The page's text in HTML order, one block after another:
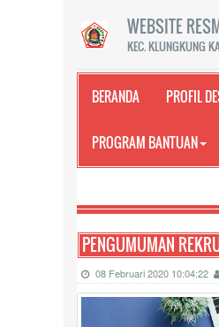
WEBSITE
KEC. KLUNGKUNG
BERANDA PROFIL
PROGRAM BANTUAN
PENGUMUMAN
08 Februari 2020 10:04:22